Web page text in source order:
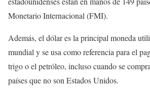
Monetario Internacional (FMI).
Además, el dólar es la principal moneda
mundial y se usa como referencia para el
trigo o el petróleo, incluso cuando se
países que no son Estados Unidos.